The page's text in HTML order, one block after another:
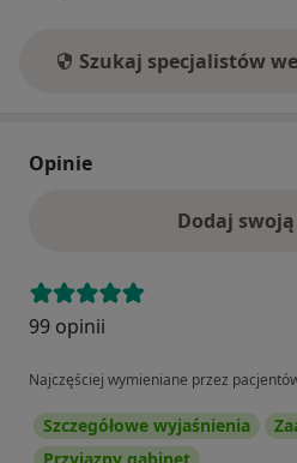
Szukaj specjalistów
Opinie
Dodaj
99 opinii
Najczęściej wymieniane przez
Szczegółowe wyjaśnienia